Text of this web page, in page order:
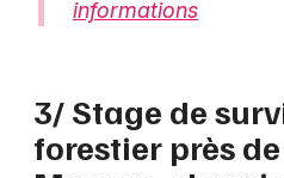
informations
3/ Stage de
forestier près